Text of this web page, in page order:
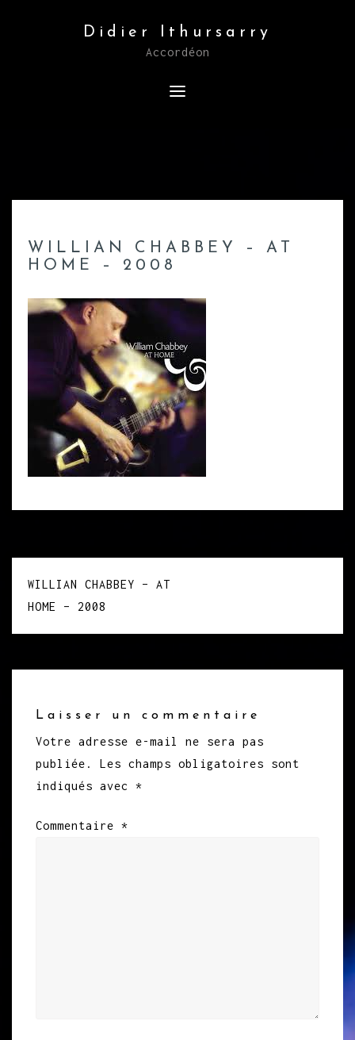
Didier Ithursarry
Accordéon
WILLIAN CHABBEY – AT
HOME – 2008
Navigation
l’article
WILLIAN CHABBEY – AT
HOME – 2008
Laisser un commentaire
Votre adresse e-mail ne sera pas
publiée.
Les champs obligatoires sont
indiqués avec *
Commentaire *